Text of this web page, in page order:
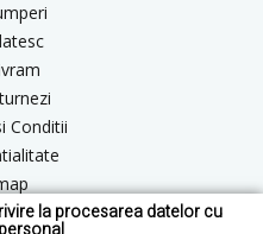
la procesarea datelor cu
Conditii